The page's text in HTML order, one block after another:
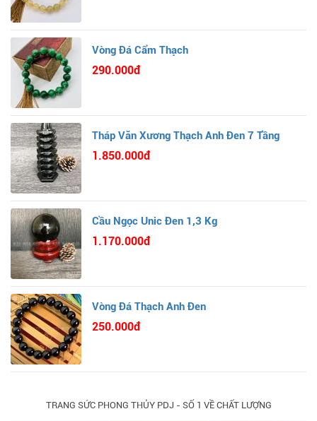
Vòng Đá Cẩm Thạch
290.000đ
Tháp Văn Xương Thạch Anh Đen 7 Tầng
1.850.000đ
Cầu Ngọc Unic Đen 1,3 Kg
1.170.000đ
Vòng Đá Thạch Anh Đen
250.000đ
TRANG SỨC PHONG THỦY PDJ - SỐ 1 VỀ CHẤT LƯỢNG